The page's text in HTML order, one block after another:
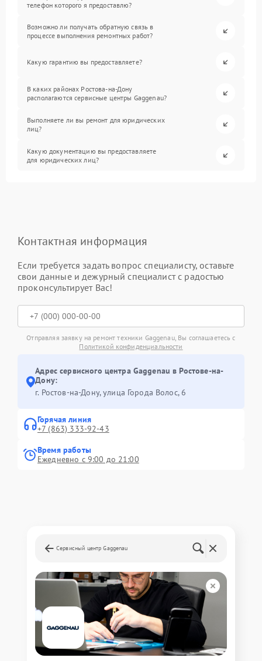
телефон которого я предоставлю?
Возможно ли получать обратную связь в
процессе выполнения ремонтных работ?
Какую гарантию вы предоставляете?
В каких районах Ростова-на-Дону
располагаются сервисные центры Gaggenau?
Выполняете ли вы ремонт для юридических
лиц?
Какую документацию вы предоставляете
для юридических лиц?
Контактная информация
Если требуется задать вопрос специалисту, оставьте
свои данные и дежурный специалист с радостью
проконсультирует Вас!
Отправляя заявку на ремонт техники Gaggenau, Вы соглашаетесь с
Политикой конфиденциальности
Адрес сервисного центра Gaggenau в Ростове-на-
Дону:
г. Ростов-на-Дону, улица Города Волос, 6
Горячая линия
+7 (863) 333-92-43
Время работы
Ежедневно с 9:00 до 21:00
Сервисный центр Gaggenau